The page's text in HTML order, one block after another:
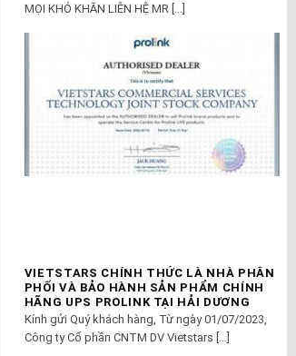
MỌI KHÓ KHĂN LIÊN HỆ MR [...]
VIETSTARS CHÍNH THỨC LÀ NHÀ PHÂN
PHỐI VÀ BẢO HÀNH SẢN PHẨM CHÍNH
HÃNG UPS PROLINK TẠI HẢI DƯƠNG
Kính gửi Quý khách hàng, Từ ngày 01/07/2023,
Công ty Cổ phần CNTM DV Vietstars [...]